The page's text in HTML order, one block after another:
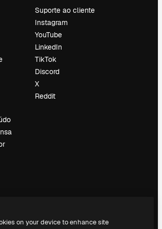
Suporte ao cliente
Instagram
YouTube
LinkedIn
TikTok
Discord
X
Reddit
on your device to enhance site